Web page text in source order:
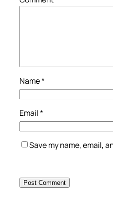
Name*
Email*
Save my name, email,